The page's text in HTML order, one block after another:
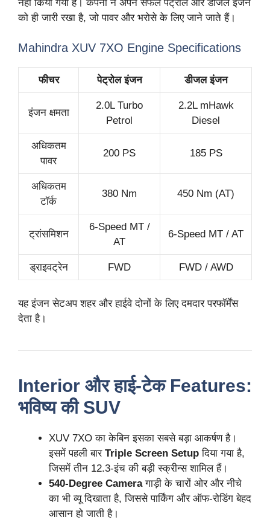
नहीं किया गया है। कंपनी ने अपने सफल पेट्रोल और डीजल इंजन
को ही जारी रखा है, जो पावर और भरोसे के लिए जाने जाते हैं।
Mahindra XUV 7XO Engine Specifications
फीचर पेट्रोल इंजन डीजल इंजन
इंजन क्षमता
2.0L Turbo
Petrol
2.2L mHawk
Diesel
अधिकतम
पावर
200 PS 185 PS
अधिकतम
टॉर्क
380 Nm 450 Nm (AT)
ट्रांसमिशन
6-Speed MT /
AT
6-Speed MT / AT
ड्राइवट्रेन FWD FWD / AWD
यह इंजन सेटअप शहर और हाईवे दोनों के लिए दमदार परफॉर्मेंस
देता है।
Interior और हाई-टेक Features:
भविष्य की SUV
XUV 7XO का केबिन इसका सबसे बड़ा आकर्षण है।
इसमें पहली बार Triple Screen Setup दिया गया है,
जिसमें तीन 12.3-इंच की बड़ी स्क्रीन्स शामिल हैं।
540-Degree Cameraगाड़ी के चारों ओर और नीचे
का भी व्यू दिखाता है, जिससे पार्किंग और ऑफ-रोडिंग बेहद
आसान हो जाती है।